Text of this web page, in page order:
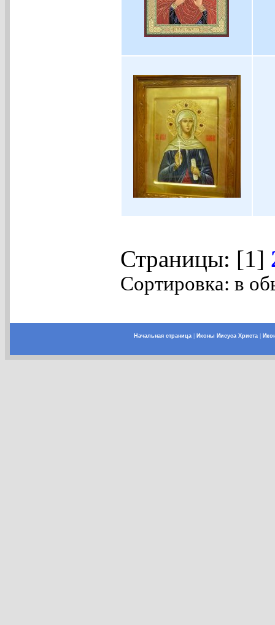
Страницы: [1]
Сортировка: в
Начальная страница| Иконы Иисуса Христа|